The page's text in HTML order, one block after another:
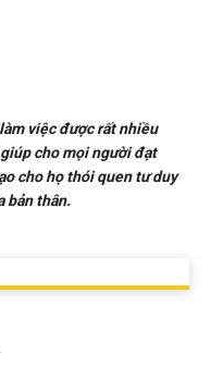
việc được rất nhiều
cho mọi người đạt
cho họ thói quen tư duy
bản thân.